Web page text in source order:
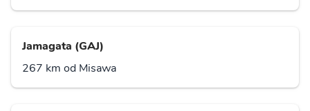
Jamagata (GAJ)
267 km od Misawa